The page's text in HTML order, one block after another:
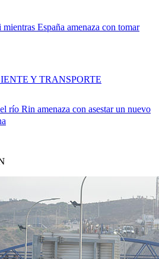
España amenaza con tomar
río Rin amenaza con asestar un nuevo
Y TRANSPORTE